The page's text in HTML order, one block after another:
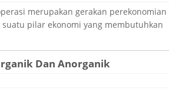
merupakan gerakan perekonomian
pilar ekonomi yang membutuhkan
Dan Anorganik